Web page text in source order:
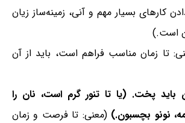
کارهای بسیار مهم و آنی، زمینه‌ساز زیان
است.)
تا زمان مناسب فراهم است، باید از آن
باید پخت. (یا تا تنور گرم است، نان را
نونو بچسبون.) (معنی: تا فرصت و زمان